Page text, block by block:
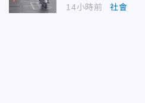
14小時前 社會